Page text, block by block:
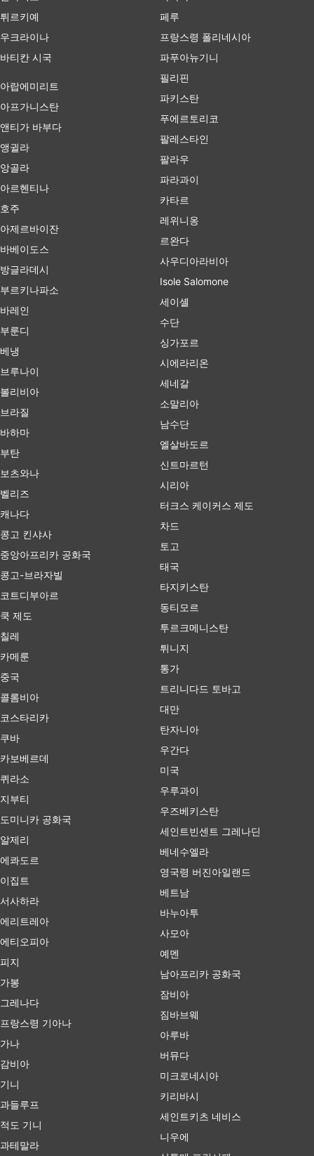
튀르키예
우크라이나
바티칸 시국
아랍에미리트
아프가니스탄
앤티가 바부다
앵귈라
앙골라
아르헨티나
호주
아제르바이잔
바베이도스
방글라데시
부르키나파소
바레인
부룬디
베냉
브루나이
볼리비아
브라질
바하마
부탄
보츠와나
벨리즈
캐나다
콩고 킨샤사
중앙아프리카 공화국
콩고-브라자빌
코트디부아르
쿡 제도
칠레
카메룬
중국
콜롬비아
코스타리카
쿠바
카보베르데
퀴라소
지부티
도미니카 공화국
알제리
에콰도르
이집트
서사하라
에리트레아
에티오피아
피지
가봉
그레나다
프랑스령 기아나
가나
감비아
기니
과들루프
적도 기니
과테말라
페루
프랑스령 폴리네시아
파푸아뉴기니
필리핀
파키스탄
푸에르토리코
팔레스타인
팔라우
파라과이
카타르
레위니옹
르완다
사우디아라비아
Isole Salomone
세이셸
수단
싱가포르
시에라리온
세네갈
소말리아
남수단
엘살바도르
신트마르턴
시리아
터크스 케이커스 제도
차드
토고
태국
타지키스탄
동티모르
투르크메니스탄
튀니지
통가
트리니다드 토바고
대만
탄자니아
우간다
미국
우루과이
우즈베키스탄
세인트빈센트 그레나딘
베네수엘라
영국령 버진아일랜드
베트남
바누아투
사모아
예멘
남아프리카 공화국
잠비아
짐바브웨
아루바
버뮤다
미크로네시아
키리바시
세인트키츠 네비스
니우에